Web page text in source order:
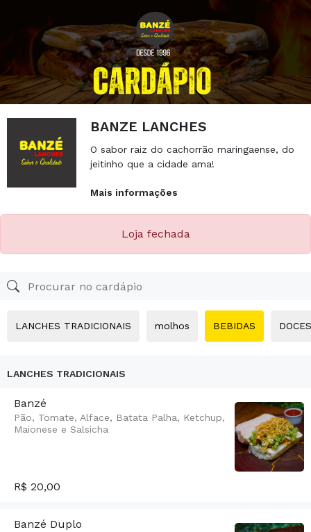
BANZE LANCHES
O sabor raiz do cachorrão maringaense, do
jeitinho que a cidade ama!
Mais informações
Loja fechada
LANCHES TRADICIONAIS molhos BEBIDAS DOCES
LANCHES TRADICIONAIS
Banzé
Pão, Tomate, Alface, Batata Palha, Ketchup,
Maionese e Salsicha
R$ 20,00
Banzé Duplo